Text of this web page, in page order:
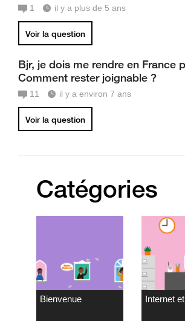
1 il y a plus de 5 ans
Voir la question
Bjr, je dois me rendre en France
Comment rester joignable ?
11 il y a environ 7 ans
Voir la question
Catégories
Bienvenue Internet